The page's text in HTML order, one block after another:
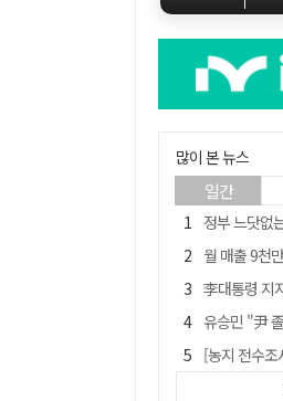
많이 본 뉴스
일간
정부 느닷없는 농지
월 매출 9천만원에도
李대통령 지지율
유승민 "尹 졸업한 서울
[농지 전수조사 폐해] 농지
[농지 전수조사 폐해